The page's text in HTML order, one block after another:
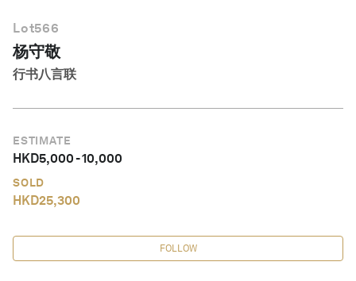
Lot566
杨守敬
行书八言联
ESTIMATE
HKD5,000-10,000
SOLD
HKD25,300
FOLLOW